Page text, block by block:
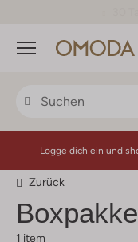
Menü
Logge dich ein und
Zurück
1 item